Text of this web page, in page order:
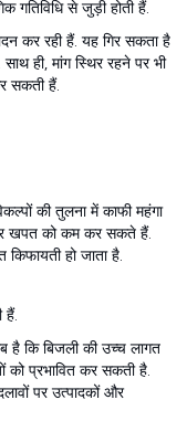
गतिविधि से जुड़ी होती हैं.
कर रही हैं. यह गिर सकता है
ही, मांग स्थिर रहने पर भी
सकती हैं.
की तुलना में काफी महंगा
खपत को कम कर सकते हैं.
हो जाता है.
हैं.
है कि बिजली की उच्च लागत
को प्रभावित कर सकती है.
पर उत्पादकों और